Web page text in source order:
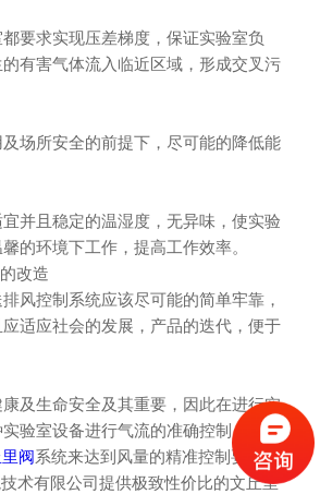
要求实现压差梯度，保证实验室负
有害气体流入临近区域，形成交叉污
场所安全的前提下，尽可能的降低能
并且稳定的温湿度，无异味，使实验
的环境下工作，提高工作效率。
改造
风控制系统应该尽可能的简单牢靠，
适应社会的发展，产品的迭代，便于
及生命安全及其重要，因此在进行实
验室设备进行气流的准确控制。例如
阀系统来达到风量的精准控制要求。
有限公司提供极致性价比的文丘里